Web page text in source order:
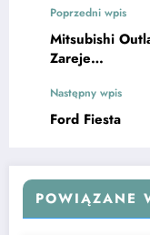
Poprzedni wpis
Mitsubishi
Zareje…
Następny wpis
Ford Fiesta
POWIĄZANE